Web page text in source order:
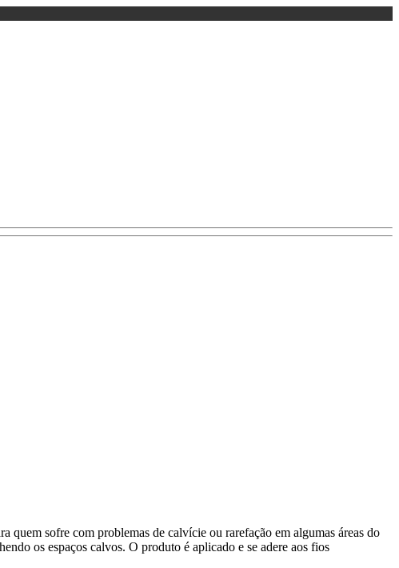
quem sofre com problemas de calvície ou rarefação em algumas áreas do
os espaços calvos. O produto é aplicado e se adere aos fios